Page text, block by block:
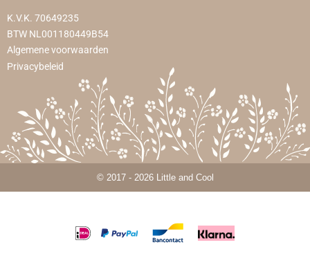
K.V.K. 70649235
BTW NL001180449B54
Algemene voorwaarden
Privacybeleid
© 2017 - 2026 Little and Cool